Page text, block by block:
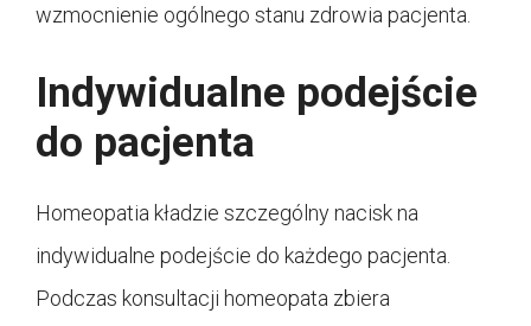
wzmocnienie ogólnego stanu zdrowia pacjenta.
Indywidualne podejście
do pacjenta
Homeopatia kładzie szczególny nacisk na
indywidualne podejście do każdego pacjenta.
Podczas konsultacji homeopata zbiera